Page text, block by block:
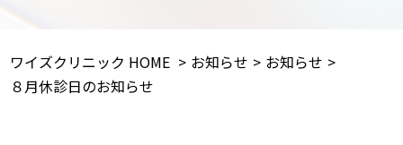
ワイズクリニック HOME お知らせ
お知らせ
８月休診日のお知らせ